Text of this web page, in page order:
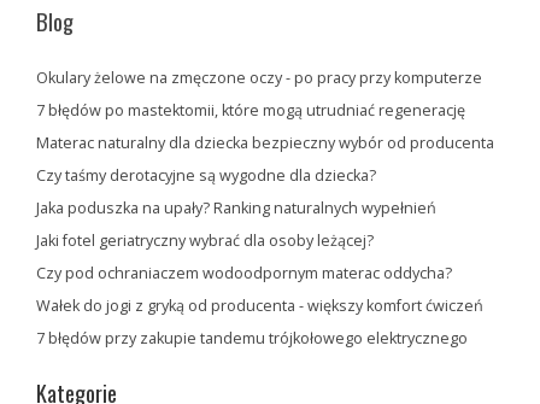
Blog
Okulary żelowe na zmęczone oczy - po pracy przy komputerze
7 błędów po mastektomii, które mogą utrudniać regenerację
Materac naturalny dla dziecka bezpieczny wybór od producenta
Czy taśmy derotacyjne są wygodne dla dziecka?
Jaka poduszka na upały? Ranking naturalnych wypełnień
Jaki fotel geriatryczny wybrać dla osoby leżącej?
Czy pod ochraniaczem wodoodpornym materac oddycha?
Wałek do jogi z gryką od producenta - większy komfort ćwiczeń
7 błędów przy zakupie tandemu trójkołowego elektrycznego
Kategorie